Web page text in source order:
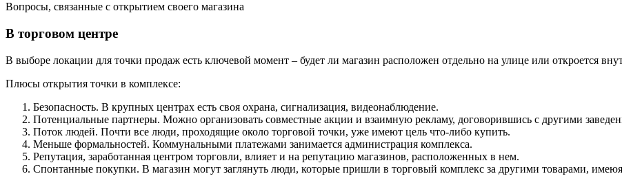
Вопросы, связанные с открытием своего магазина
В торговом центре
В выборе локации для точки продаж есть ключевой момент – будет ли магазин расположен отдельно на улице или откроется
Плюсы открытия точки в комплексе:
Безопасность. В крупных центрах есть своя охрана, сигнализация, видеонаблюдение.
Потенциальные партнеры. Можно организовать совместные акции и взаимную рекламу, договорившись с другими
Поток людей. Почти все люди, проходящие около торговой точки, уже имеют цель что-либо купить.
Меньше формальностей. Коммунальными платежами занимается администрация комплекса.
Репутация, заработанная центром торговли, влияет и на репутацию магазинов, расположенных в нем.
Спонтанные покупки. В магазин могут заглянуть люди, которые пришли в торговый комплекс за другими товарами,